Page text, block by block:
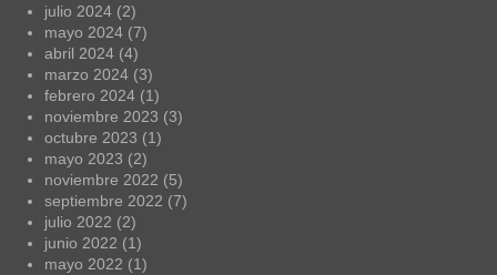
julio 2024 (2)
mayo 2024 (7)
abril 2024 (4)
marzo 2024 (3)
febrero 2024 (1)
noviembre 2023 (3)
octubre 2023 (1)
mayo 2023 (2)
noviembre 2022 (5)
septiembre 2022 (7)
julio 2022 (2)
junio 2022 (1)
mayo 2022 (1)